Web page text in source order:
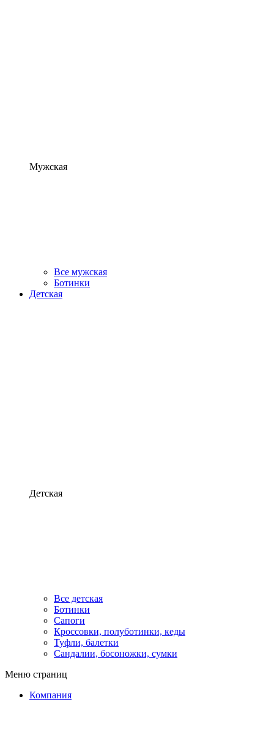
Мужская
Все мужская
Ботинки
Детская
Детская
Все детская
Ботинки
Сапоги
Кроссовки, полуботинки, кеды
Туфли, балетки
Сандалии, босоножки, сумки
Меню страниц
Компания